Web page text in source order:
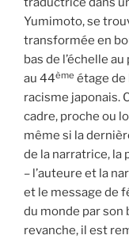
Yumimoto, se
transformée en
bas de l’échelle
au 44ème étage de
racisme japonais.
cadre, proche ou
même si la
de la narratrice, la
– l’auteure et la
et le message de
du monde par son
revanche, il est